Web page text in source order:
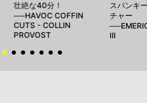
壮絶な40分！
──HAVOC COFFIN
CUTS - COLLIN
PROVOST
スパンキ
チャー
III